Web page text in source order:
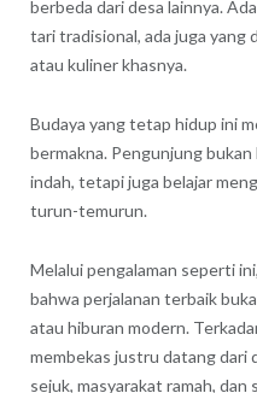
berbeda dari desa lainnya.
tari tradisional, ada juga yang
atau kuliner khasnya.
Budaya yang tetap hidup ini
bermakna. Pengunjung
indah, tetapi juga belajar
turun-temurun.
Melalui pengalaman seperti
bahwa perjalanan terbaik
atau hiburan modern.
membekas justru datang dari
sejuk, masyarakat ramah, dan